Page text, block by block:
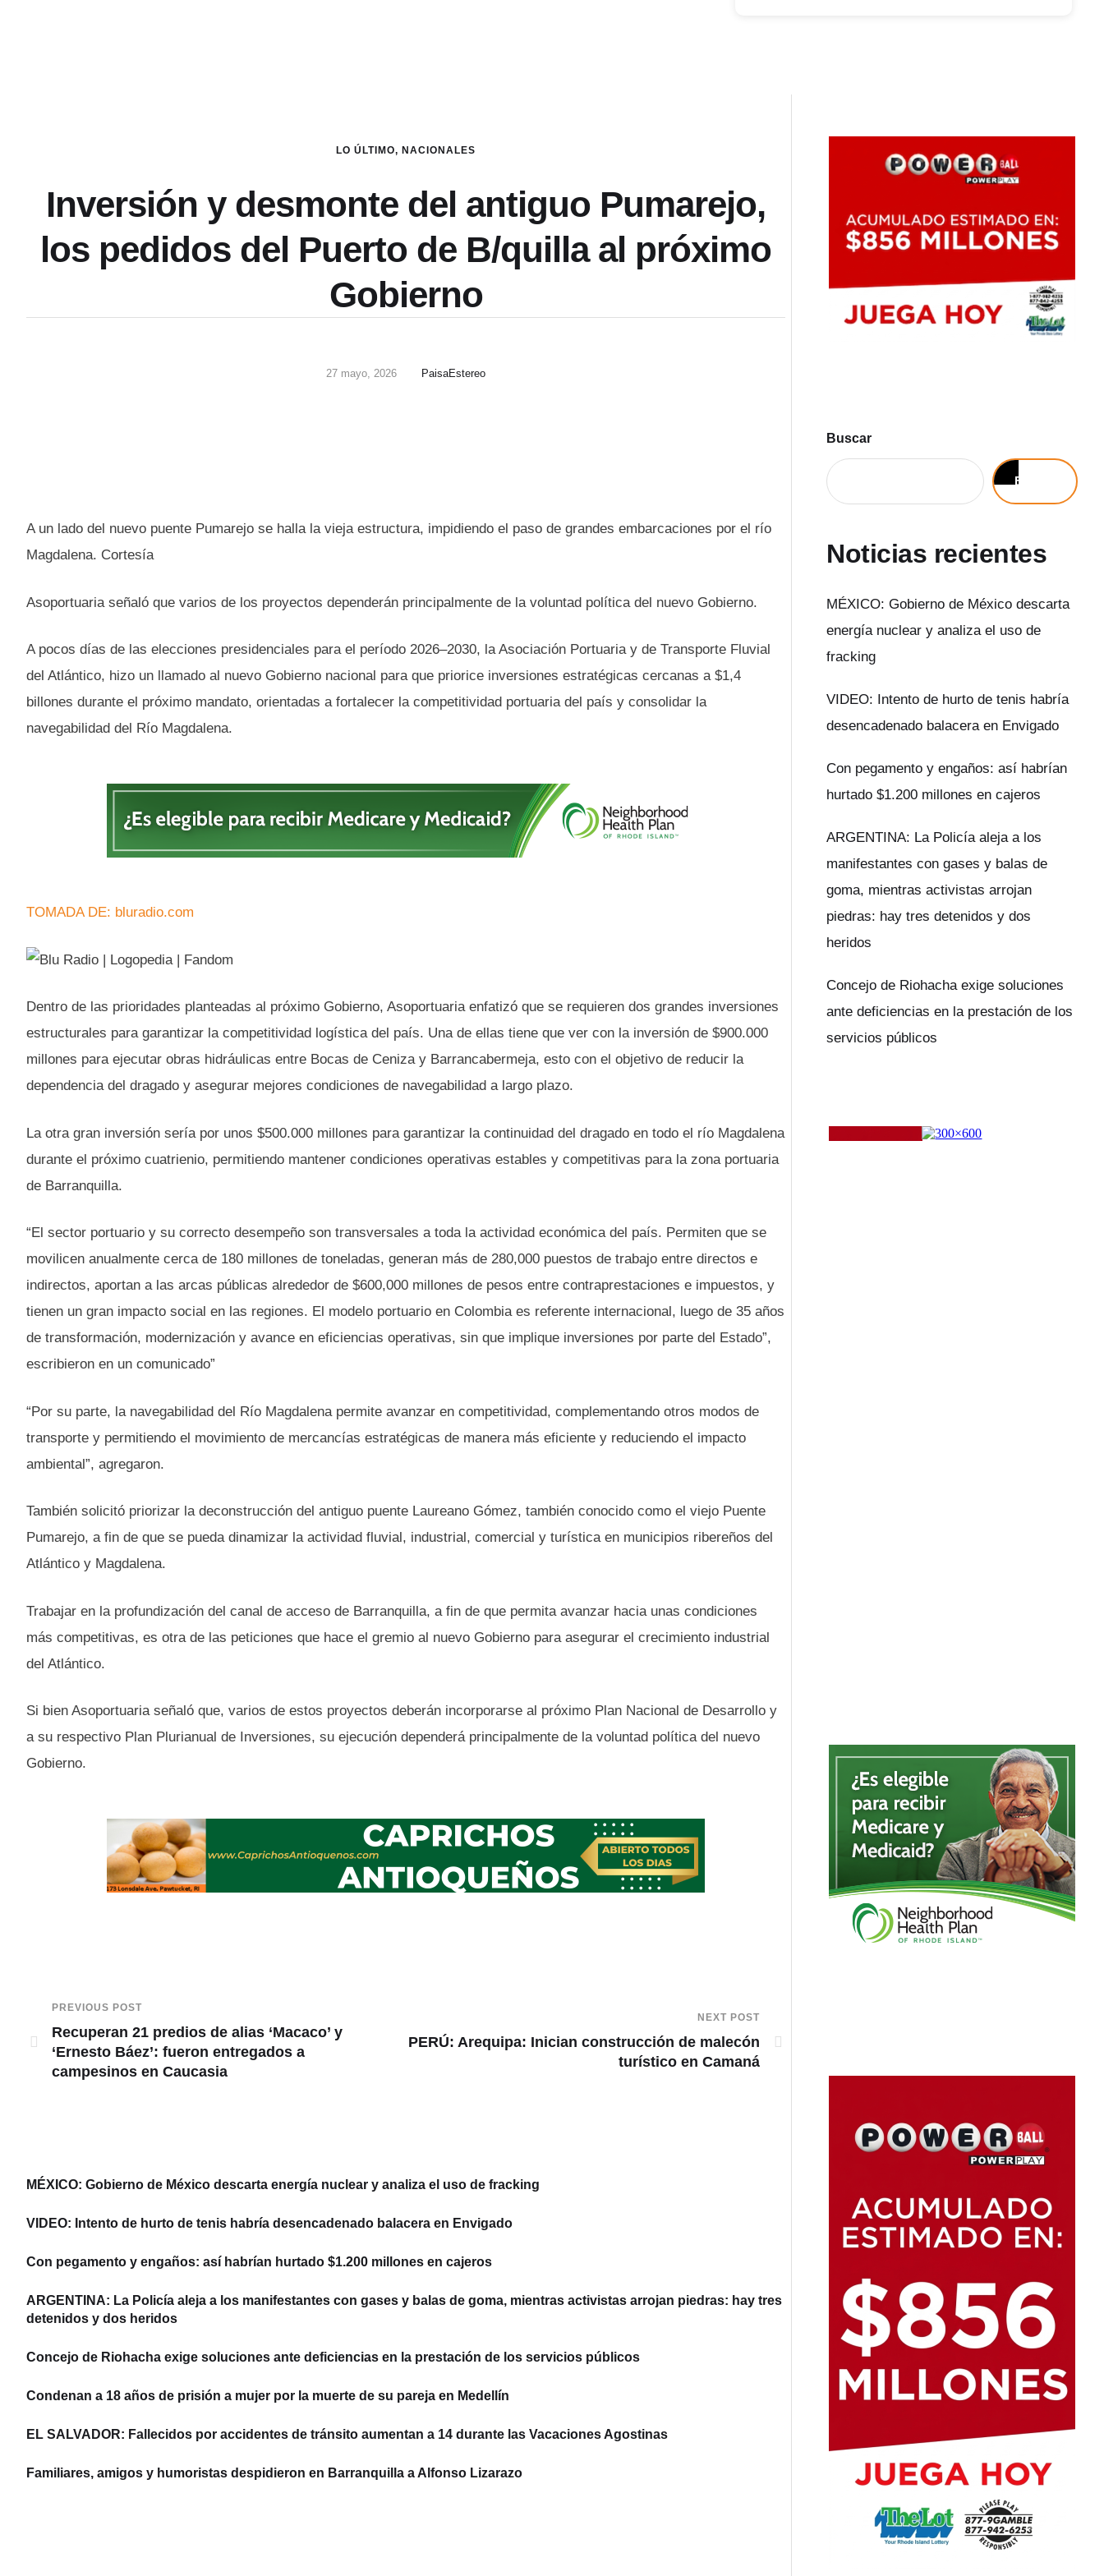
LO ÚLTIMO, NACIONALES
Inversión y desmonte del antiguo Pumarejo,
los pedidos del Puerto de B/quilla al próximo
Gobierno
27 mayo, 2026 PaisaEstereo
A un lado del nuevo puente Pumarejo se halla la vieja estructura, impidiendo el paso de grandes embarcaciones por el río
Magdalena. Cortesía
Asoportuaria señaló que varios de los proyectos dependerán principalmente de la voluntad política del nuevo Gobierno.
A pocos días de las elecciones presidenciales para el período 2026–2030, la Asociación Portuaria y de Transporte Fluvial
del Atlántico, hizo un llamado al nuevo Gobierno nacional para que priorice inversiones estratégicas cercanas a $1,4
billones durante el próximo mandato, orientadas a fortalecer la competitividad portuaria del país y consolidar la
navegabilidad del Río Magdalena.
TOMADA DE: bluradio.com
Dentro de las prioridades planteadas al próximo Gobierno, Asoportuaria enfatizó que se requieren dos grandes inversiones
estructurales para garantizar la competitividad logística del país. Una de ellas tiene que ver con la inversión de $900.000
millones para ejecutar obras hidráulicas entre Bocas de Ceniza y Barrancabermeja, esto con el objetivo de reducir la
dependencia del dragado y asegurar mejores condiciones de navegabilidad a largo plazo.
La otra gran inversión sería por unos $500.000 millones para garantizar la continuidad del dragado en todo el río Magdalena
durante el próximo cuatrienio, permitiendo mantener condiciones operativas estables y competitivas para la zona portuaria
de Barranquilla.
“El sector portuario y su correcto desempeño son transversales a toda la actividad económica del país. Permiten que se
movilicen anualmente cerca de 180 millones de toneladas, generan más de 280,000 puestos de trabajo entre directos e
indirectos, aportan a las arcas públicas alrededor de $600,000 millones de pesos entre contraprestaciones e impuestos, y
tienen un gran impacto social en las regiones. El modelo portuario en Colombia es referente internacional, luego de 35 años
de transformación, modernización y avance en eficiencias operativas, sin que implique inversiones por parte del Estado”,
escribieron en un comunicado”
“Por su parte, la navegabilidad del Río Magdalena permite avanzar en competitividad, complementando otros modos de
transporte y permitiendo el movimiento de mercancías estratégicas de manera más eficiente y reduciendo el impacto
ambiental”, agregaron.
También solicitó priorizar la deconstrucción del antiguo puente Laureano Gómez, también conocido como el viejo Puente
Pumarejo, a fin de que se pueda dinamizar la actividad fluvial, industrial, comercial y turística en municipios ribereños del
Atlántico y Magdalena.
Trabajar en la profundización del canal de acceso de Barranquilla, a fin de que permita avanzar hacia unas condiciones
más competitivas, es otra de las peticiones que hace el gremio al nuevo Gobierno para asegurar el crecimiento industrial
del Atlántico.
Si bien Asoportuaria señaló que, varios de estos proyectos deberán incorporarse al próximo Plan Nacional de Desarrollo y
a su respectivo Plan Plurianual de Inversiones, su ejecución dependerá principalmente de la voluntad política del nuevo
Gobierno.
PREVIOUS POST
Recuperan 21 predios de alias ‘Macaco’ y
‘Ernesto Báez’: fueron entregados a
campesinos en Caucasia
NEXT POST
PERÚ: Arequipa: Inician construcción de malecón
turístico en Camaná
MÉXICO: Gobierno de México descarta energía nuclear y analiza el uso de fracking
VIDEO: Intento de hurto de tenis habría desencadenado balacera en Envigado
Con pegamento y engaños: así habrían hurtado $1.200 millones en cajeros
ARGENTINA: La Policía aleja a los manifestantes con gases y balas de goma, mientras activistas arrojan piedras: hay tres
detenidos y dos heridos
Concejo de Riohacha exige soluciones ante deficiencias en la prestación de los servicios públicos
Condenan a 18 años de prisión a mujer por la muerte de su pareja en Medellín
EL SALVADOR: Fallecidos por accidentes de tránsito aumentan a 14 durante las Vacaciones Agostinas
Familiares, amigos y humoristas despidieron en Barranquilla a Alfonso Lizarazo
Buscar
Buscar
Noticias recientes
MÉXICO: Gobierno de México descarta
energía nuclear y analiza el uso de
fracking
VIDEO: Intento de hurto de tenis habría
desencadenado balacera en Envigado
Con pegamento y engaños: así habrían
hurtado $1.200 millones en cajeros
ARGENTINA: La Policía aleja a los
manifestantes con gases y balas de
goma, mientras activistas arrojan
piedras: hay tres detenidos y dos
heridos
Concejo de Riohacha exige soluciones
ante deficiencias en la prestación de los
servicios públicos